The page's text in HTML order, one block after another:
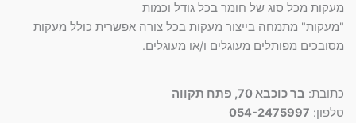
font_download סמן קישורים
לאפס
האפשרויות
cached
מעקות מכל סוג של חומר בכל גודל וכמות
"מעקות" מתמחה בייצור מעקות בכל צורה אפשרית כולל מעקות
מסובכים מפותלים מעוגלים ו/או מעוגלים.
כתובת: בר כוכבא 70, פתח תקווה
טלפון: 054-2475997